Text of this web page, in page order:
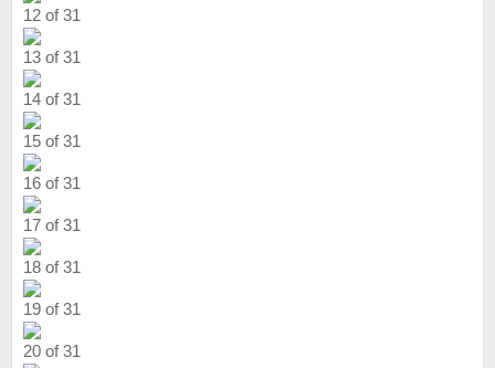
12 of 31
13 of 31
14 of 31
15 of 31
16 of 31
17 of 31
18 of 31
19 of 31
20 of 31